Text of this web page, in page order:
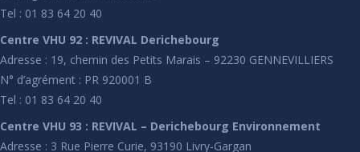
Tel : 01 83 64 20 40
Centre VHU 92 : REVIVAL Derichebourg
Adresse : 19, chemin des Petits Marais – 92230 GENNEVILLIERS
N° d’agrément : PR 920001 B
Tel : 01 83 64 20 40
Centre VHU 93 : REVIVAL – Derichebourg Environnement
Adresse : 3 Rue Pierre Curie, 93190 Livry-Gargan